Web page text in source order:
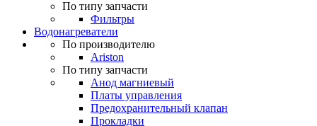
По типу запчасти
Фильтры
Водонагреватели
По производителю
Ariston
По типу запчасти
Анод магниевый
Платы управления
Предохранительный клапан
Прокладки